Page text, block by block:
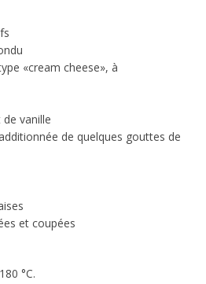
«cream cheese», à
de vanille
de quelques gouttes de
et coupées
°C.